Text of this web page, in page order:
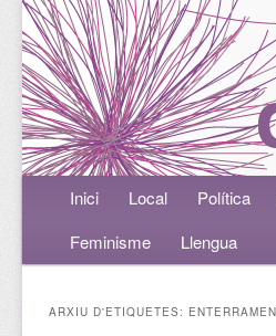
Menú principalAneu al contingut principal
Aneu al contingut
Inici Local Política
Feminisme
Llengua
ARXIU D'ETIQUETES: